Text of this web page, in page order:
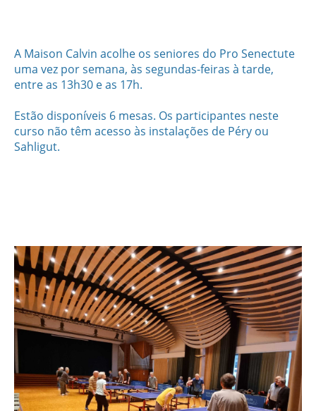
A Maison Calvin acolhe os seniores do Pro Senectute
uma vez por semana, às segundas-feiras à tarde,
entre as 13h30 e as 17h.
Estão disponíveis 6 mesas. Os participantes neste
curso não têm acesso às instalações de Péry ou
Sahligut.